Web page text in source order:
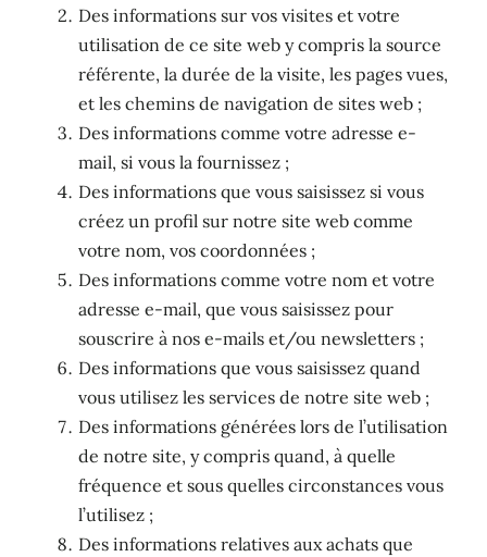
Des informations sur vos visites et votre
utilisation de ce site web y compris la source
référente, la durée de la visite, les pages vues,
et les chemins de navigation de sites web ;
Des informations comme votre adresse e-
mail, si vous la fournissez ;
Des informations que vous saisissez si vous
créez un profil sur notre site web comme
votre nom, vos coordonnées ;
Des informations comme votre nom et votre
adresse e-mail, que vous saisissez pour
souscrire à nos e-mails et/ou newsletters ;
Des informations que vous saisissez quand
vous utilisez les services de notre site web ;
Des informations générées lors de l’utilisation
de notre site, y compris quand, à quelle
fréquence et sous quelles circonstances vous
l’utilisez ;
Des informations relatives aux achats que